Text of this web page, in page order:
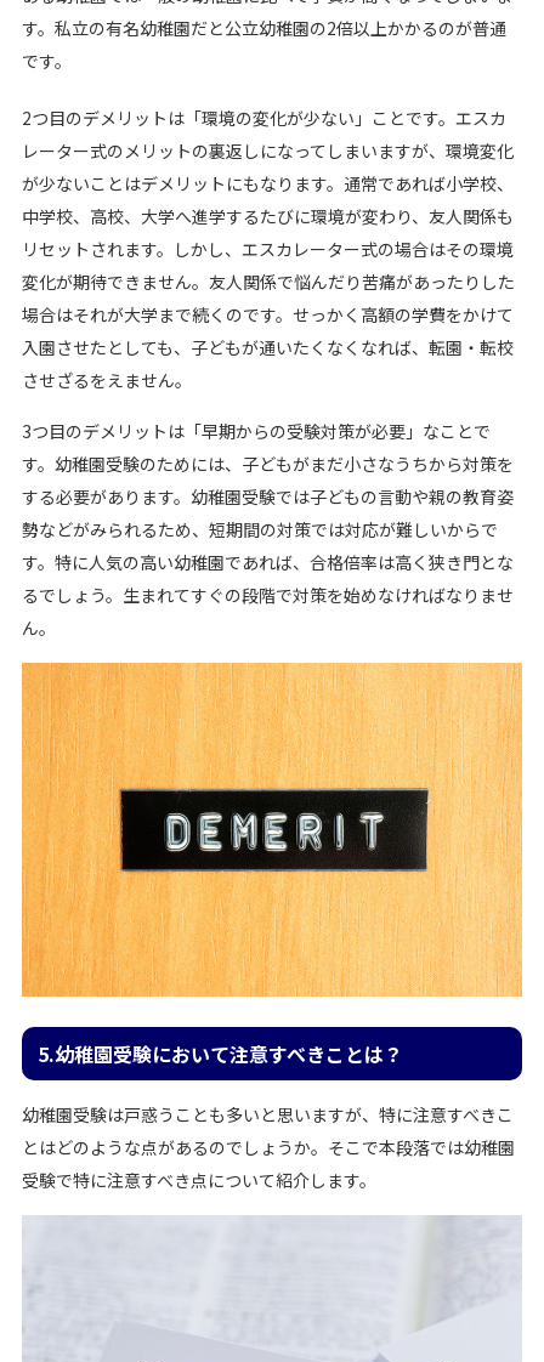
す。私立の有名幼稚園だと公立幼稚園の2倍以上かかるのが普通
です。
2つ目のデメリットは「環境の変化が少ない」ことです。エスカ
レーター式のメリットの裏返しになってしまいますが、環境変化
が少ないことはデメリットにもなります。通常であれば小学校、
中学校、高校、大学へ進学するたびに環境が変わり、友人関係も
リセットされます。しかし、エスカレーター式の場合はその環境
変化が期待できません。友人関係で悩んだり苦痛があったりした
場合はそれが大学まで続くのです。せっかく高額の学費をかけて
入園させたとしても、子どもが通いたくなくなれば、転園・転校
させざるをえません。
3つ目のデメリットは「早期からの受験対策が必要」なことで
す。幼稚園受験のためには、子どもがまだ小さなうちから対策を
する必要があります。幼稚園受験では子どもの言動や親の教育姿
勢などがみられるため、短期間の対策では対応が難しいからで
す。特に人気の高い幼稚園であれば、合格倍率は高く狭き門とな
るでしょう。生まれてすぐの段階で対策を始めなければなりませ
ん。
5.幼稚園受験において注意すべきことは？
幼稚園受験は戸惑うことも多いと思いますが、特に注意すべきこ
とはどのような点があるのでしょうか。そこで本段落では幼稚園
受験で特に注意すべき点について紹介します。